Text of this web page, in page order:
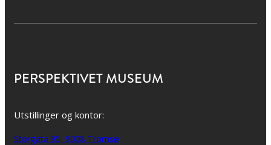
PERSPEKTIVET MUSEUM
Utstillinger og kontor:
Storgata 95, 9008 Tromsø